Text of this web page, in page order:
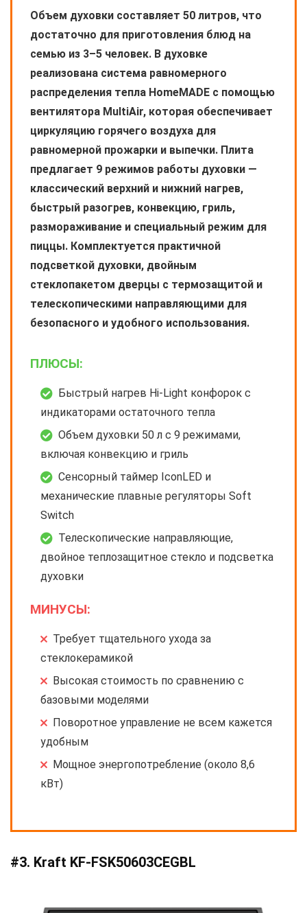
Объем духовки составляет 50 литров, что
достаточно для приготовления блюд на
семью из 3–5 человек. В духовке
реализована система равномерного
распределения тепла HomeMADE с помощью
вентилятора MultiAir, которая обеспечивает
циркуляцию горячего воздуха для
равномерной прожарки и выпечки. Плита
предлагает 9 режимов работы духовки —
классический верхний и нижний нагрев,
быстрый разогрев, конвекцию, гриль,
размораживание и специальный режим для
пиццы. Комплектуется практичной
подсветкой духовки, двойным
стеклопакетом дверцы с термозащитой и
телескопическими направляющими для
безопасного и удобного использования.
ПЛЮСЫ:
Быстрый нагрев Hi-Light конфорок с
индикаторами остаточного тепла
Объем духовки 50 л с 9 режимами,
включая конвекцию и гриль
Сенсорный таймер IconLED и
механические плавные регуляторы Soft
Switch
Телескопические направляющие,
двойное теплозащитное стекло и подсветка
духовки
МИНУСЫ:
Требует тщательного ухода за
стеклокерамикой
Высокая стоимость по сравнению с
базовыми моделями
Поворотное управление не всем кажется
удобным
Мощное энергопотребление (около 8,6
кВт)
#3. Kraft KF-FSK50603CEGBL